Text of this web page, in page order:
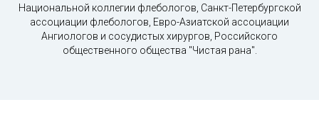
Национальной коллегии флебологов, Санкт-Петербургской
ассоциации флебологов, Евро-Азиатской ассоциации
Ангиологов и сосудистых хирургов, Российского
общественного общества "Чистая рана".